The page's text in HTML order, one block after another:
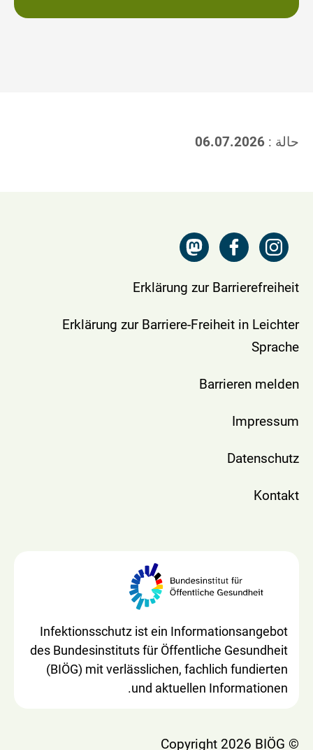
حالة : 06.07.2026
Erklärung zur Barrierefreiheit
Erklärung zur Barriere-Freiheit in Leichter
Sprache
Barrieren melden
Impressum
Datenschutz
Kontakt
Infektionsschutz ist ein Informationsangebot
des Bundesinstituts für Öffentliche Gesundheit
(BIÖG) mit verlässlichen, fachlich fundierten
und aktuellen Informationen.
© Copyright 2026 BIÖG